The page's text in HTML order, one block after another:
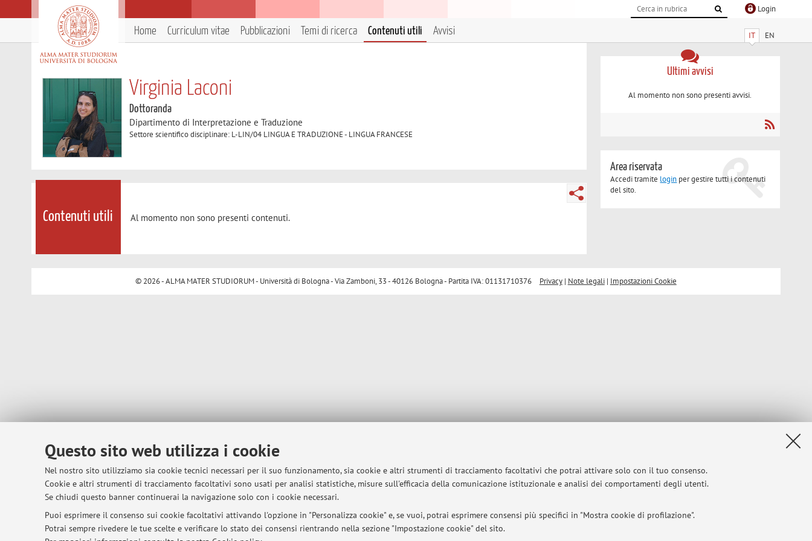
Questo sito web utilizza i cookie
Nel nostro sito utilizziamo sia cookie tecnici necessari per il suo funzionamento, sia cookie e altri strumenti di tracciamento facoltativi che potrai attivare solo con il tuo consenso.
Cookie e altri strumenti di tracciamento facoltativi sono usati per analisi statistiche, misure sull'efficacia della comunicazione istituzionale e analisi dei comportamenti degli utenti.
Se chiudi questo banner continuerai la navigazione solo con i cookie necessari.
Puoi esprimere il consenso sui cookie facoltativi attivando l'opzione in "Personalizza cookie" e, se vuoi, potrai esprimere consensi più specifici in "Mostra cookie di profilazione".
Potrai sempre rivedere le tue scelte e verificare lo stato dei consensi rientrando nella sezione "Impostazione cookie" del sito.
Login
IT EN
Home Curriculum vitae Pubblicazioni Temi di ricerca Contenuti utili Avvisi
Virginia Laconi
Dottoranda
Dipartimento di Interpretazione e Traduzione
Settore scientifico disciplinare: L-LIN/04 LINGUA E TRADUZIONE - LINGUA FRANCESE
Contenuti utili Al momento non sono presenti contenuti.
Ultimi avvisi
Al momento non sono presenti avvisi.
Area riservata
Accedi tramite login per gestire tutti i contenuti
del sito.
© 2026 - ALMA MATER STUDIORUM - Università di Bologna - Via Zamboni, 33 - 40126 Bologna - Partita IVA: 01131710376 Privacy| Note legali| Impostazioni Cookie